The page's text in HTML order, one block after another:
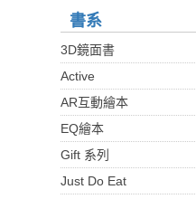
書系
3D鏡面書
Active
AR互動繪本
EQ繪本
Gift 系列
Just Do Eat